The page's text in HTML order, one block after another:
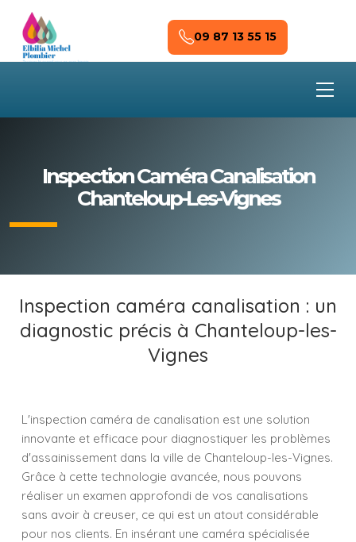
Skip to main content
09 87 13 55 15
Inspection Caméra Canalisation
Chanteloup-Les-Vignes
Inspection caméra canalisation : un
diagnostic précis à Chanteloup-les-
Vignes
L'inspection caméra de canalisation est une solution
innovante et efficace pour diagnostiquer les problèmes
d'assainissement dans la ville de Chanteloup-les-Vignes.
Grâce à cette technologie avancée, nous pouvons
réaliser un examen approfondi de vos canalisations
sans avoir à creuser, ce qui est un atout considérable
pour nos clients. En insérant une caméra spécialisée